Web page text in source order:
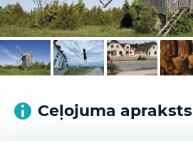
Ceļojuma apraksts